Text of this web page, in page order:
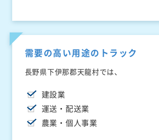
需要の高い用途のトラック
長野県下伊那郡天龍村では、
建設業
運送・配送業
農業・個人事業